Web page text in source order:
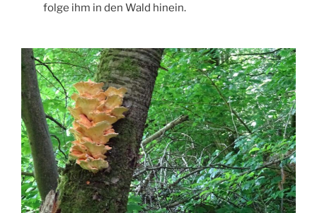
folge ihm in den Wald hinein.